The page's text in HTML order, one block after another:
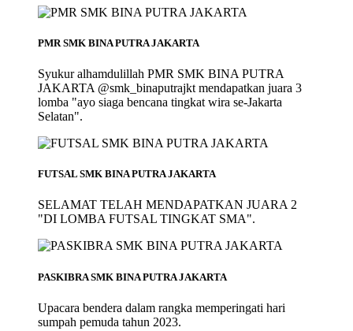
PMR SMK BINA PUTRA JAKARTA
Syukur alhamdulillah PMR SMK BINA PUTRA
JAKARTA @smk_binaputrajkt mendapatkan juara 3
lomba "ayo siaga bencana tingkat wira se-Jakarta
Selatan".
FUTSAL SMK BINA PUTRA JAKARTA
SELAMAT TELAH MENDAPATKAN JUARA 2
"DI LOMBA FUTSAL TINGKAT SMA".
PASKIBRA SMK BINA PUTRA JAKARTA
Upacara bendera dalam rangka memperingati hari
sumpah pemuda tahun 2023.